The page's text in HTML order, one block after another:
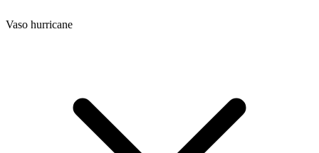
Vaso hurricane